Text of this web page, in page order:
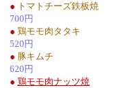
● トマトチーズ鉄板焼
700円
● 鶏モモ肉タタキ
520円
● 豚キムチ
620円
● 鶏モモ肉ナッツ焼